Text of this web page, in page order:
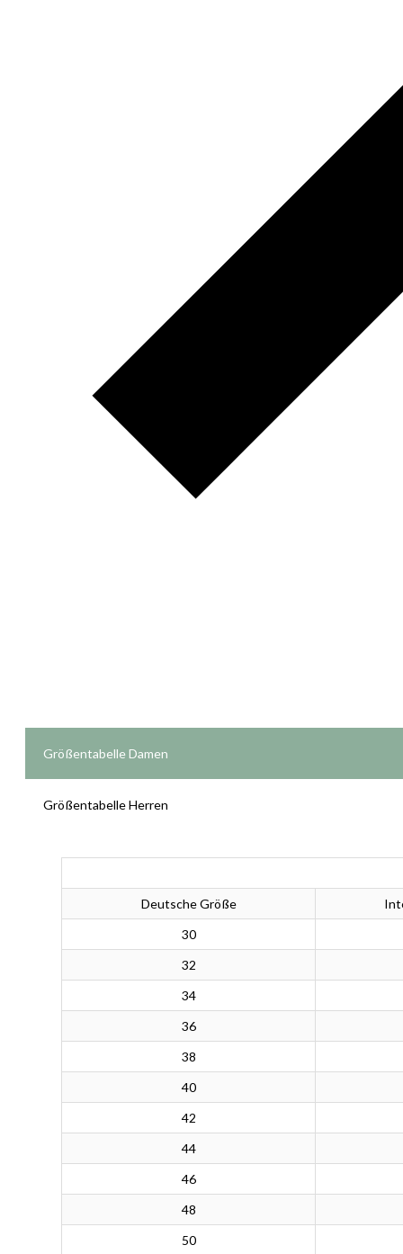
Größentabelle Damen
Größentabelle Herren
Deutsche Größe
30
32
34
36
38
40
42
44
46
48
50